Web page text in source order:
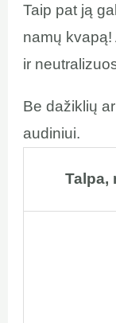
Taip pat ją
namų
ir
Be dažiklių
audiniui.
Talpa,